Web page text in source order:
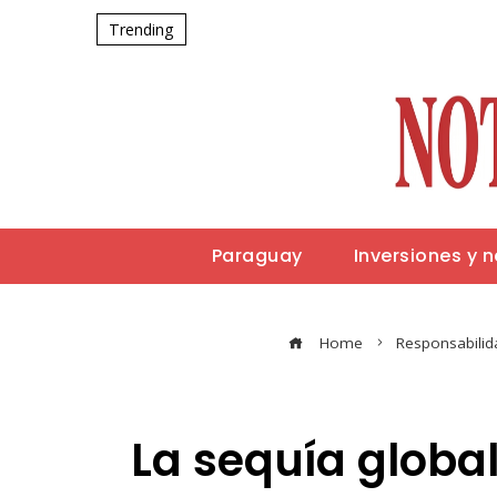
Trending
Paraguay Inversiones y
Home
La sequía